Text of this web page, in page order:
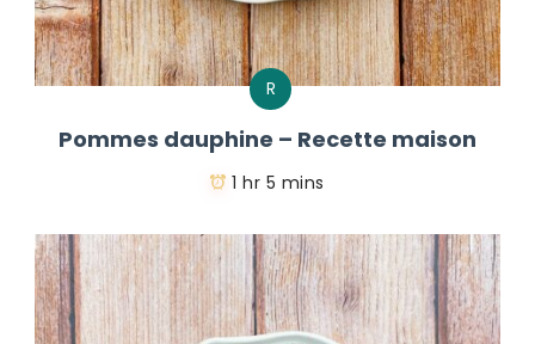
R
Pommes dauphine – Recette maison
1 hr 5 mins